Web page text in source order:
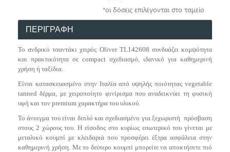
*οι δόσεις επιλέγονται στο ταμείο
ΠΕΡΙΓΡΑΦΗ
Το ανδρικό τσαντάκι χειρός Oliver TL142608 συνδυάζει κομψότητα
και πρακτικότητα σε compact σχεδιασμό, ιδανικό για καθημερινή
χρήση ή ταξίδια.
Είναι κατασκευασμένο στην Ιταλία από υψηλής ποιότητας vegetable
tanned δέρμα, με χειροποίητο φινίρισμα που αναδεικνύει τη φυσική
υφή και τον premium χαρακτήρα του υλικού.
Το άνοιγμα του είναι διπλό και σχεδιασμένο για ξεχωριστή πρόσβαση
στους 2 χώρους του. Η είσοδος στο κυρίως εσωτερικό του γίνεται με
μεταλικό κουμπί με κλειδαριά που προσφέρει έξτρα ασφάλεια στην
καθημερινή χρήση. Με το δεύτερο κουμπί μπορείτε να αποκτήσετε πιό